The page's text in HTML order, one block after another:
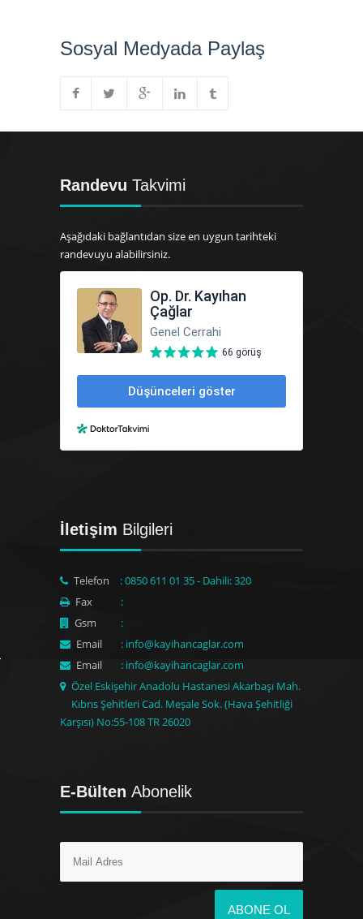
Sosyal Medyada Paylaş
Randevu Takvimi
Aşağıdaki bağlantıdan size en uygun tarihteki
randevuyu alabilirsiniz.
İletişim Bilgileri
Telefon
: 0850 611 01 35 - Dahili: 320
Fax
:
Gsm
:
Email
: info@kayihancaglar.com
Email
: info@kayihancaglar.com
Özel Eskişehir Anadolu Hastanesi Akarbaşı Mah.
Kıbrıs Şehitleri Cad. Meşale Sok. (Hava Şehitliği
Karşısı) No:55-108 TR 26020
E-Bülten Abonelik